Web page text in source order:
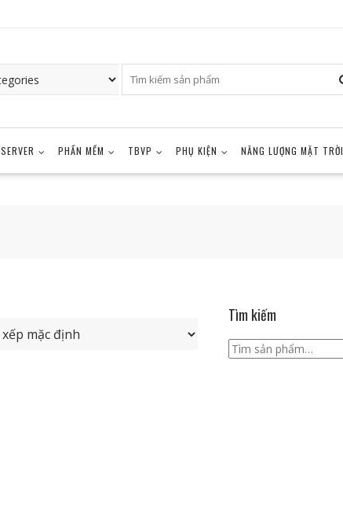
SERVER PHẦN MỀM TBVP PHỤ KIỆN NĂNG LƯỢNG MẶT TRỜI
Tìm kiếm
Tìm
kiếm: